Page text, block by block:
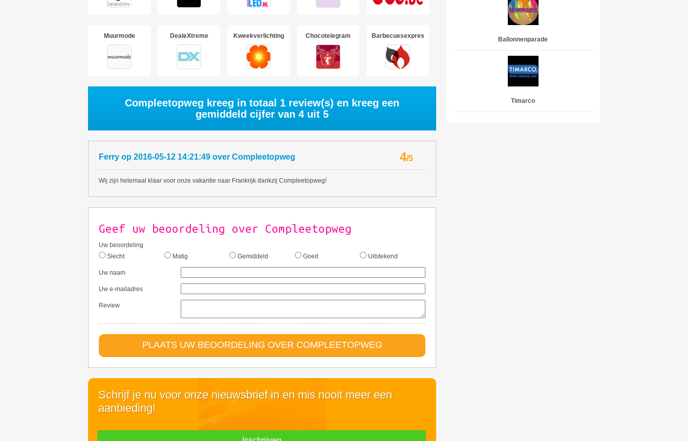
Muurmode DealeXtreme Kweekverlichting Chocotelegram Barbecuesexpress
Compleetopweg kreeg in totaal 1 review(s) en kreeg een
gemiddeld cijfer van 4 uit 5
Ferry op 2016-05-12 14:21:49 over Compleetopweg 4/5
Wij zijn helemaal klaar voor onze vakantie naar Frankrijk dankzij Compleetopweg!
Geef uw beoordeling over Compleetopweg
Uw beoordeling
Slecht
Matig Gemiddeld Goed Uitstekend
Uw naam
Uw e-mailadres
Review
PLAATS UW BEOORDELING OVER COMPLEETOPWEG
Schrijf je nu voor onze nieuwsbrief in en mis nooit meer een
aanbieding!
Ballonnenparade
Timarco